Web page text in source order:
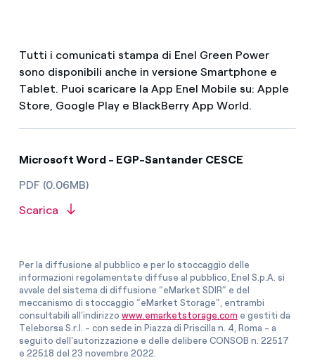
Tutti i comunicati stampa di Enel Green Power
sono disponibili anche in versione Smartphone e
Tablet. Puoi scaricare la App Enel Mobile su: Apple
Store, Google Play e BlackBerry App World.
Microsoft Word - EGP-Santander CESCE
PDF (0.06MB)
Scarica
Per la diffusione al pubblico e per lo stoccaggio delle
informazioni regolamentate diffuse al pubblico, Enel S.p.A. si
avvale del sistema di diffusione “eMarket SDIR” e del
meccanismo di stoccaggio “eMarket Storage”, entrambi
consultabili all’indirizzo www.emarketstorage.com e gestiti da
Teleborsa S.r.l. - con sede in Piazza di Priscilla n. 4, Roma - a
seguito dell'autorizzazione e delle delibere CONSOB n. 22517
e 22518 del 23 novembre 2022.